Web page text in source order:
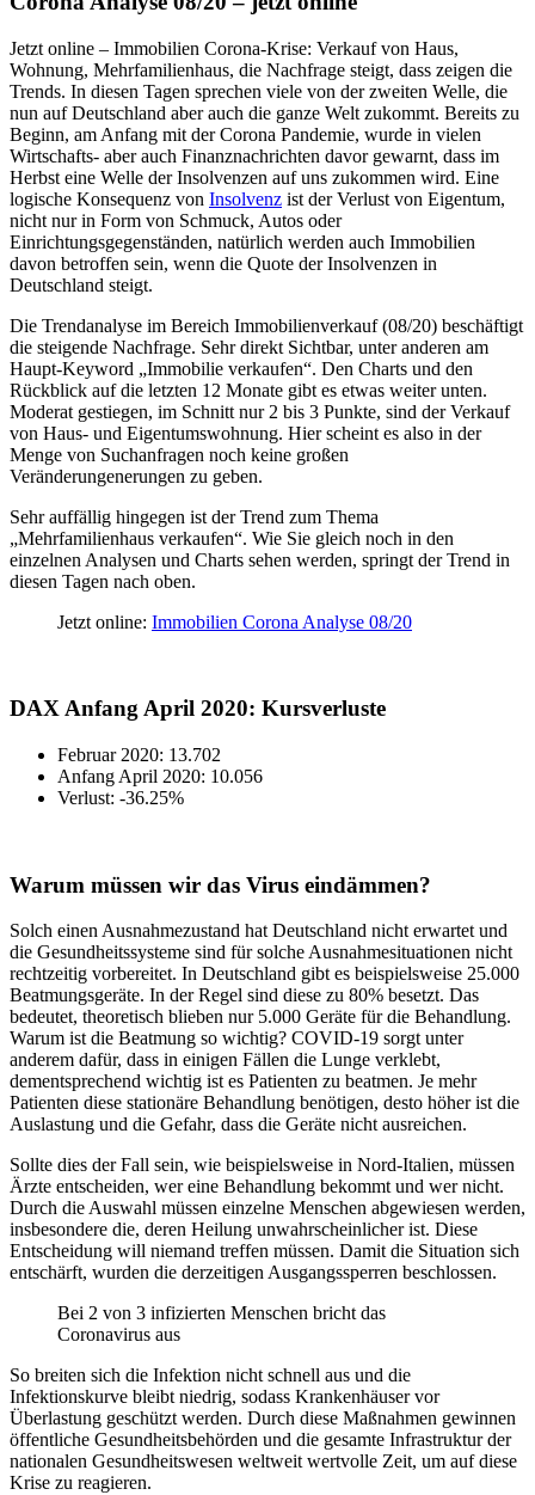
Jetzt online – Immobilien Corona-Krise: Verkauf von Haus,
Wohnung, Mehrfamilienhaus, die Nachfrage steigt, dass zeigen die
Trends. In diesen Tagen sprechen viele von der zweiten Welle, die
nun auf Deutschland aber auch die ganze Welt zukommt. Bereits zu
Beginn, am Anfang mit der Corona Pandemie, wurde in vielen
Wirtschafts- aber auch Finanznachrichten davor gewarnt, dass im
Herbst eine Welle der Insolvenzen auf uns zukommen wird. Eine
logische Konsequenz von Insolvenz ist der Verlust von Eigentum,
nicht nur in Form von Schmuck, Autos oder
Einrichtungsgegenständen, natürlich werden auch Immobilien
davon betroffen sein, wenn die Quote der Insolvenzen in
Deutschland steigt.
Die Trendanalyse im Bereich Immobilienverkauf (08/20) beschäftigt
die steigende Nachfrage. Sehr direkt Sichtbar, unter anderen am
Haupt-Keyword „Immobilie verkaufen“. Den Charts und den
Rückblick auf die letzten 12 Monate gibt es etwas weiter unten.
Moderat gestiegen, im Schnitt nur 2 bis 3 Punkte, sind der Verkauf
von Haus- und Eigentumswohnung. Hier scheint es also in der
Menge von Suchanfragen noch keine großen
Veränderungenerungen zu geben.
Sehr auffällig hingegen ist der Trend zum Thema
„Mehrfamilienhaus verkaufen“. Wie Sie gleich noch in den
einzelnen Analysen und Charts sehen werden, springt der Trend in
diesen Tagen nach oben.
Jetzt online: Immobilien Corona Analyse 08/20
DAX Anfang April 2020: Kursverluste
Februar 2020: 13.702
Anfang April 2020: 10.056
Verlust: -36.25%
Warum müssen wir das Virus eindämmen?
Solch einen Ausnahmezustand hat Deutschland nicht erwartet und
die Gesundheitssysteme sind für solche Ausnahmesituationen nicht
rechtzeitig vorbereitet. In Deutschland gibt es beispielsweise 25.000
Beatmungsgeräte. In der Regel sind diese zu 80% besetzt. Das
bedeutet, theoretisch blieben nur 5.000 Geräte für die Behandlung.
Warum ist die Beatmung so wichtig? COVID-19 sorgt unter
anderem dafür, dass in einigen Fällen die Lunge verklebt,
dementsprechend wichtig ist es Patienten zu beatmen. Je mehr
Patienten diese stationäre Behandlung benötigen, desto höher ist die
Auslastung und die Gefahr, dass die Geräte nicht ausreichen.
Sollte dies der Fall sein, wie beispielsweise in Nord-Italien, müssen
Ärzte entscheiden, wer eine Behandlung bekommt und wer nicht.
Durch die Auswahl müssen einzelne Menschen abgewiesen werden,
insbesondere die, deren Heilung unwahrscheinlicher ist. Diese
Entscheidung will niemand treffen müssen. Damit die Situation sich
entschärft, wurden die derzeitigen Ausgangssperren beschlossen.
Bei 2 von 3 infizierten Menschen bricht das
Coronavirus aus
So breiten sich die Infektion nicht schnell aus und die
Infektionskurve bleibt niedrig, sodass Krankenhäuser vor
Überlastung geschützt werden. Durch diese Maßnahmen gewinnen
öffentliche Gesundheitsbehörden und die gesamte Infrastruktur der
nationalen Gesundheitswesen weltweit wertvolle Zeit, um auf diese
Krise zu reagieren.